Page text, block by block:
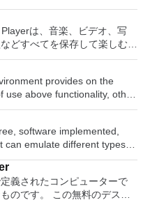
抽出できるPlaystation 2
ナ、ダンスク、ドイツ語、英
ルバツキー、イタリア語、ラ
ジャール、オランダ、ノルス
トガル、スロヴェンスキー、
ーSrpski、Suomi、
Powerful tool for data
with MS Office
.xlsx, etc.). Thousands of
Cloud Storage included.
2016 Free comes with
a useful a paragraph
It has an Office to PDF
and word count features.
as the Watermark in
to Word document
program is a versatile word
is an easy to use and
you to create impressive
選択する必要があります。
ウドサービスを介してVNC
ーに接続します。 Apple
ードパーティ製のVNC互換
ピューターに直接接続しま
サインインして、すべてのデ
よび同期します。 仮想キー
ポ
す。 制御する必要のあるマシ
にアクセスして、各コンピ
ロードするだけです。次
報を使用して、ローカルマ
ます。そこから、コンピュ
類のない再生サポートと独
単にリラックスできます。
びHDR10コンテンツをサポー
で2.35：1の映画を見る常時
ブを見る YouTubeおよび
を再生 VRエクスペリエンス
ッドセット、HTC、VIVE、
TVとキャストのサポート
できます。このツールを使用
ブセットでPDF形式および
ルとして送信することもでき
よって異なります）。 この
グラムで動作します。
アドインは、2007 Microsoft
条項であり、2007 Microsoft
センス条項の対象となりま
ているオペレーティングシ
Windows Vista、Windows
は、音楽、ビデオ、写
どすべてを保存して楽しむ最
、表示、外出先で楽しむた
、さらには家中のデバイス
なデザイン -
ンターテイメントを楽しめ
- デジタル音楽体験がさらに
ントをすべて1つの場所に -
レビ番組をすべて保存して楽
こにいても音楽、ビデオ、
provides on the
above functionality, other
VMware Workstation Pro is
the most reliable app when
or new software apps and
environment. Key
- Create one; Run
and vCloud Air
environments.
software implemented,
different types of
to DEC VT382, and it
It also
and some other useful
義されたコンピューターで
のです。 この無料のデスク